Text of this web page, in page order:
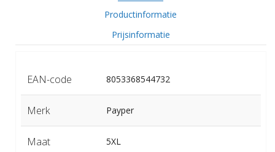
Productinformatie
Prijsinformatie
EAN-code 8053368544732
Merk Payper
Maat 5XL